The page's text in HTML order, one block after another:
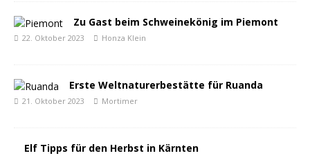
Zu Gast beim Schweinekönig im Piemont
22. Oktober 2023 Honza Klein
Erste Weltnaturerbestätte für Ruanda
21. Oktober 2023 Mortimer
Elf Tipps für den Herbst in Kärnten